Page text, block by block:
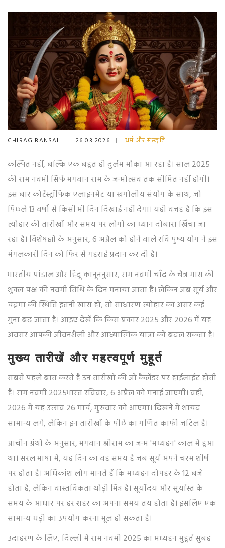
CHIRAG BANSAL 26 03 2026 धर्म और संस्कृति
कल्पित नहीं, बल्कि एक बहुत ही दुर्लम मौका आ रहा है। साल 2025
की राम नवमी सिर्फ भगवान राम के जन्मोत्सव तक सीमित नहीं होगी।
इस बार कोर्टेस्ट्रॉफिक एलाइनमेंट या खगोलीय संयोग के साथ, जो
पिछले 13 वर्षों से किसी भी दिन दिखाई नहीं देगा। यही वजह है कि इस
त्योहार की तारीखों और समय पर लोगों का ध्यान दोबारा खिंचा जा
रहा है। विशेषज्ञों के अनुसार, 6 अप्रैल को होने वाले रवि पुष्य योग ने इस
मंगलकारी दिन को फिर से गहराई प्रदान कर दी है।
भारतीय पांडाल और हिंदू कानूननुसार, राम नवमी चाँद के चैत्र मास की
शुक्ल पक्ष की नवमी तिथि के दिन मनाया जाता है। लेकिन जब सूर्य और
चंद्रमा की स्थिति इतनी खास हो, तो साधारण त्योहार का असर कई
गुना बढ़ जाता है। आइए देखें कि किस प्रकार 2025 और 2026 में यह
अवसर आपकी जीवनशैली और आध्यात्मिक यात्रा को बदल सकता है।
मुख्य तारीखें और महत्वपूर्ण मुहूर्त
सबसे पहले बात करते हैं उन तारीखों की जो कैलेंडर पर हाईलाईट होती
हैं।राम नवमी 2025भारतरविवार, 6 अप्रैल को मनाई जाएगी। वहीं,
2026 में यह उत्सव 26 मार्च, गुरुवार को आएगा। दिखने में शायद
सामान्य लगे, लेकिन इन तारीखों के पीछे का गणित काफी जटिल है।
प्राचीन ग्रंथों के अनुसार, भगवान श्रीराम का जन्म 'मध्यहन' काल में हुआ
था। सरल भाषा में, यह दिन का वह समय है जब सूर्य अपने चरम शीर्ष
पर होता है। अधिकांश लोग मानते हैं कि मध्यहन दोपहर के 12 बजे
होता है, लेकिन वास्तविकता थोड़ी भिन्न है। सूर्योदय और सूर्यास्त के
समय के आधार पर हर शहर का अपना समय तय होता है। इसलिए एक
सामान्य घड़ी का उपयोग करना भूल हो सकता है।
उदाहरण के लिए, दिल्ली में राम नवमी 2025 का मध्यहन मुहूर्त सुबह